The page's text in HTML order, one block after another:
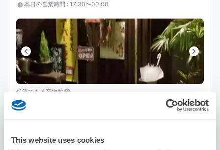
This website uses cookies
本日の営業時間 : 17:30〜00:00
保管できる荷物数
スーツケースサイズ